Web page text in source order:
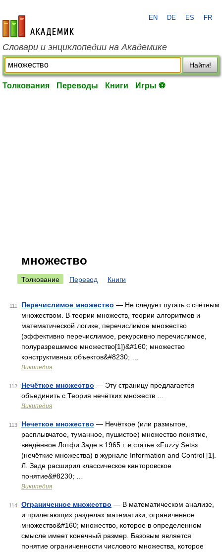
academic.ru
EN DE ES FR
Словари и энциклопедии на Академике
Найти!
Толкования Переводы Книги Игры ⚽
множество
Толкование Перевод Книги
111 Перечислимое множество — Не следует путать с счётным
множеством. В теории множеств, теории алгоритмов и
математической логике, перечислимое множество
(эффективно перечислимое, рекурсивно перечислимое,
полуразрешимое множество[1])&#160; множество
конструктивных объектов&#8230; …
Википедия
112 Нечёткое множество — Эту страницу предлагается
объединить с Теория нечётких множеств …
Википедия
113 Нечеткое множество — Нечёткое (или размытое,
расплывчатое, туманное, пушистое) множество понятие,
введённое Лотфи Заде в 1965 г. в статье «Fuzzy Sets»
(нечёткие множества) в журнале Information and Control [1].
Л. Заде расширил классическое канторовское
понятие&#8230; …
Википедия
114 Ограниченное множество — В математическом анализе,
и прилегающих разделах математики, ограниченное
множество&#160; множество, которое в определенном
смысле имеет конечный размер. Базовым является
понятие ограниченности числового множества, которое